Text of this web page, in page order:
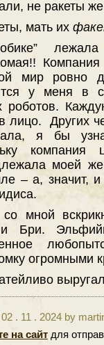
не ракеты
мать их
мир ровно
у меня в
роботов.
лицо. Других
я бы
моей
– а, значит,
мной
Бри.
огромными
. 11 . 2024 by
на сайт для